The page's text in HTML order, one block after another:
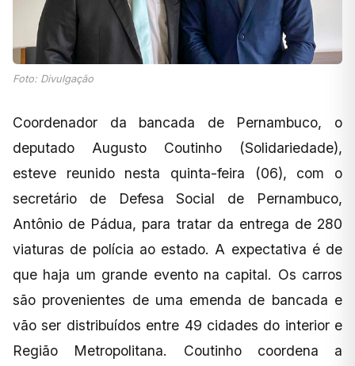
Foto: Divulgação
Coordenador da bancada de Pernambuco, o
deputado Augusto Coutinho (Solidariedade),
esteve reunido nesta quinta-feira (06), com o
secretário de Defesa Social de Pernambuco,
Antônio de Pádua, para tratar da entrega de 280
viaturas de polícia ao estado. A expectativa é de
que haja um grande evento na capital. Os carros
são provenientes de uma emenda de bancada e
vão ser distribuídos entre 49 cidades do interior e
Região Metropolitana. Coutinho coordena a